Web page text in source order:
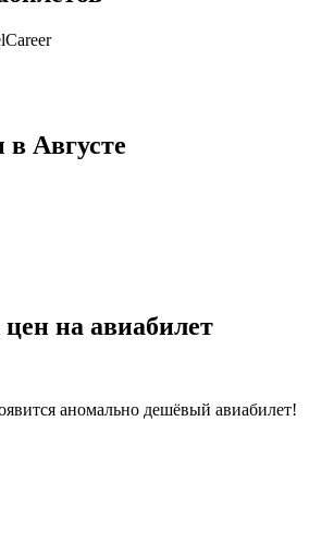
в Августе
на авиабилет
аномально дешёвый авиабилет!